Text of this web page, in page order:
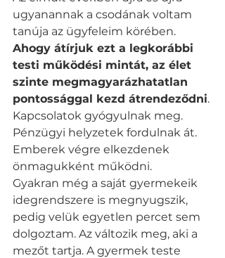
ugyanannak a csodának voltam
tanúja az ügyfeleim körében.
Ahogy átírjuk ezt a legkorábbi
testi működési mintát, az élet
szinte megmagyarázhatatlan
pontossággal kezd átrendeződni.
Kapcsolatok gyógyulnak meg.
Pénzügyi helyzetek fordulnak át.
Emberek végre elkezdenek
önmagukként működni.
Gyakran még a saját gyermekeik
idegrendszere is megnyugszik,
pedig velük egyetlen percet sem
dolgoztam. Az változik meg, aki a
mezőt tartja. A gyermek teste